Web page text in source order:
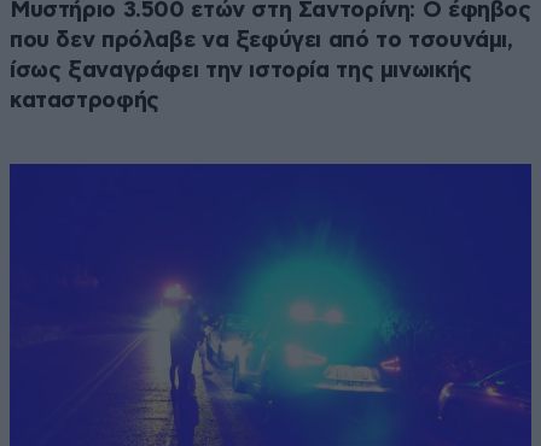
Μυστήριο 3.500 ετών στη Σαντορίνη: Ο έφηβος
που δεν πρόλαβε να ξεφύγει από το τσουνάμι,
ίσως ξαναγράφει την ιστορία της μινωικής
καταστροφής